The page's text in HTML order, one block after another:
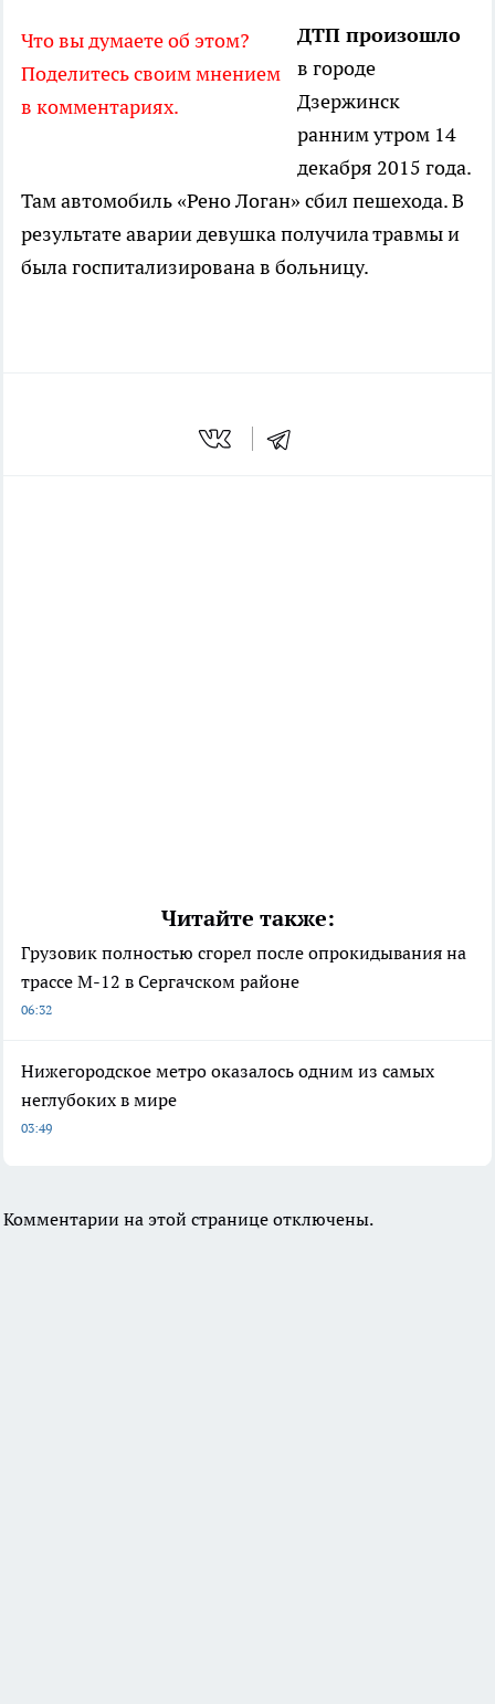
Что вы думаете об этом?
Поделитесь своим мнением
в комментариях.
ДТП произошло
в городе
Дзержинск
ранним утром 14
декабря 2015 года.
Там автомобиль «Рено Логан» сбил пешехода. В
результате аварии девушка получила травмы и
была госпитализирована в больницу.
Читайте также:
Грузовик полностью сгорел после опрокидывания на
трассе М-12 в Сергачском районе
06:32
Нижегородское метро оказалось одним из самых
неглубоких в мире
03:49
Комментарии на этой странице отключены.